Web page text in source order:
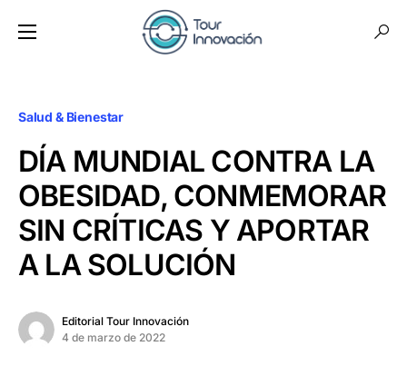
Salud & Bienestar
DÍA MUNDIAL CONTRA LA
OBESIDAD, CONMEMORAR
SIN CRÍTICAS Y APORTAR
A LA SOLUCIÓN
Editorial Tour Innovación
4 de marzo de 2022